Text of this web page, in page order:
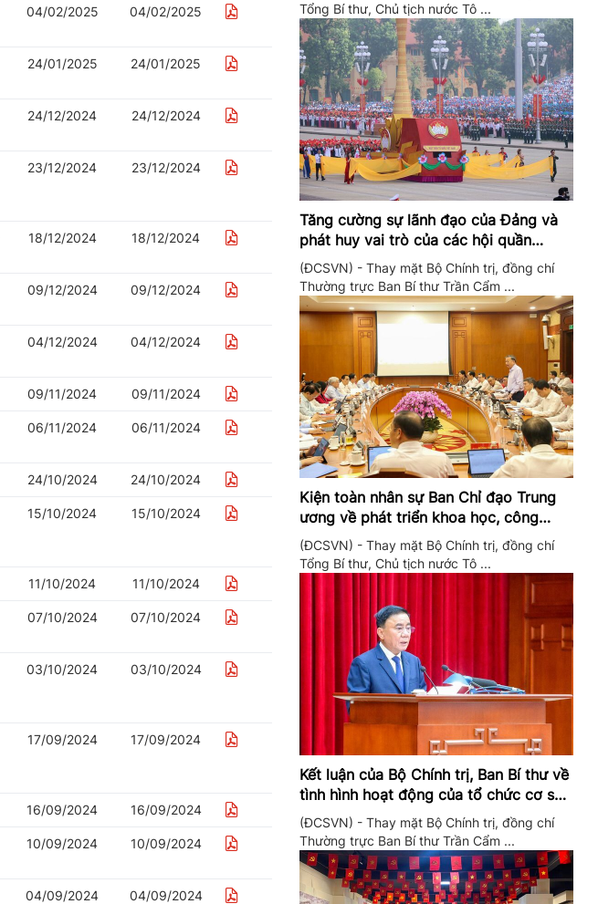
04/02/2025 04/02/2025
24/01/2025 24/01/2025
24/12/2024 24/12/2024
23/12/2024 23/12/2024
18/12/2024 18/12/2024
09/12/2024 09/12/2024
04/12/2024 04/12/2024
09/11/2024 09/11/2024
06/11/2024 06/11/2024
24/10/2024 24/10/2024
15/10/2024 15/10/2024
11/10/2024 11/10/2024
07/10/2024 07/10/2024
03/10/2024 03/10/2024
17/09/2024 17/09/2024
16/09/2024 16/09/2024
10/09/2024 10/09/2024
04/09/2024 04/09/2024
Tổng Bí thư, Chủ tịch nước Tô ...
Tăng cường sự lãnh đạo của Đảng và
phát huy vai trò của các hội quần
chúng trong giai đoạn phát triển mới
(ĐCSVN) - Thay mặt Bộ Chính trị, đồng chí
Thường trực Ban Bí thư Trần Cẩm ...
Kiện toàn nhân sự Ban Chỉ đạo Trung
ương về phát triển khoa học, công
nghệ, đổi mới sáng tạo và chuyển đổi
số
(ĐCSVN) - Thay mặt Bộ Chính trị, đồng chí
Tổng Bí thư, Chủ tịch nước Tô ...
Kết luận của Bộ Chính trị, Ban Bí thư về
tình hình hoạt động của tổ chức cơ sở
đảng trong quý II/2026
(ĐCSVN) - Thay mặt Bộ Chính trị, đồng chí
Thường trực Ban Bí thư Trần Cẩm ...